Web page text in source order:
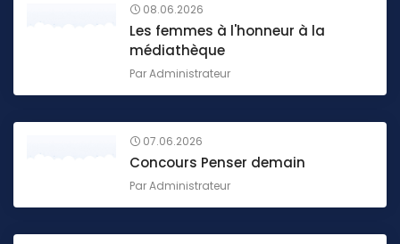
08.06.2026
Les femmes à l'honneur à la
médiathèque
ParAdministrateur
07.06.2026
Concours Penser demain
ParAdministrateur